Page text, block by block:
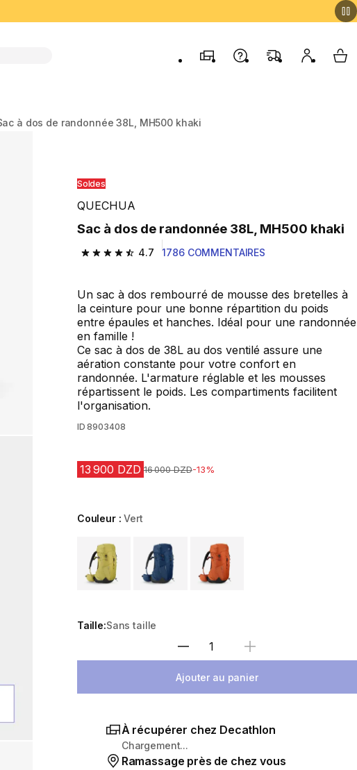
MagasinsContactez-nous
FAQ Mon My
à dos de randonnée 38L, MH500 khaki
Soldes
QUECHUA
Sac à dos de randonnée 38L, MH500 khaki
4.7
4.7 out of 5 stars from 1786 reviews
1786 COMMENTAIRES
Un sac à dos rembourré de mousse des bretelles à
la ceinture pour une bonne répartition du poids
entre épaules et hanches. Idéal pour une randonnée
en famille !
Ce sac à dos de 38L au dos ventilé assure une
aération constante pour votre confort en
randonnée. L'armature réglable et les mousses
répartissent le poids. Les compartiments facilitent
l'organisation.
ID 8903408
13 900 DZD Prix avant la réduction
16 000 DZD-13%
Couleur :Vert
Choose a variant
Taille:Sans taille
Sélectionnez la quantité
Ajouter au panier
À récupérer chez Decathlon
Chargement...
Ramassage près de chez vous